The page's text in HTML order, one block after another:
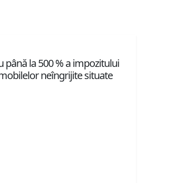
până la 500 % a impozitului
neîngrijite situate